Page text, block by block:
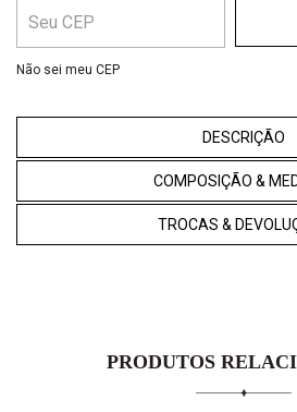
Não sei meu CEP
DESCRIÇÃO
COMPOSIÇÃO &
TROCAS &
PRODUTOS